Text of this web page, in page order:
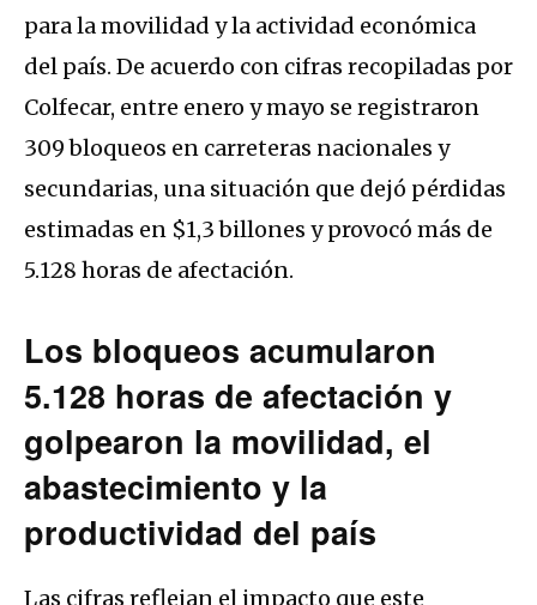
para la movilidad y la actividad económica
del país. De acuerdo con cifras recopiladas por
Colfecar, entre enero y mayo se registraron
309 bloqueos en carreteras nacionales y
secundarias, una situación que dejó pérdidas
estimadas en $1,3 billones y provocó más de
5.128 horas de afectación.
Los bloqueos acumularon
5.128 horas de afectación y
golpearon la movilidad, el
abastecimiento y la
productividad del país
Las cifras reflejan el impacto que este